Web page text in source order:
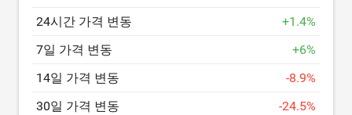
24시간 가격 변동
+1.4%
7일 가격 변동
+6%
14일 가격 변동
-8.9%
30일 가격 변동
-24.5%